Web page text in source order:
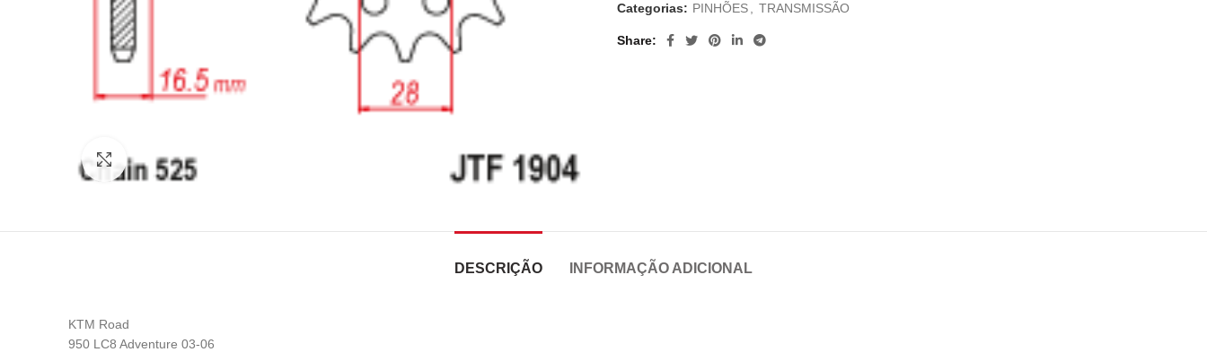
Click to enlarge
Categorias: PINHÕES TRANSMISSÃO
Share
DESCRIÇÃO INFORMAÇÃO ADICIONAL
KTM Road
950 LC8 Adventure 03-06